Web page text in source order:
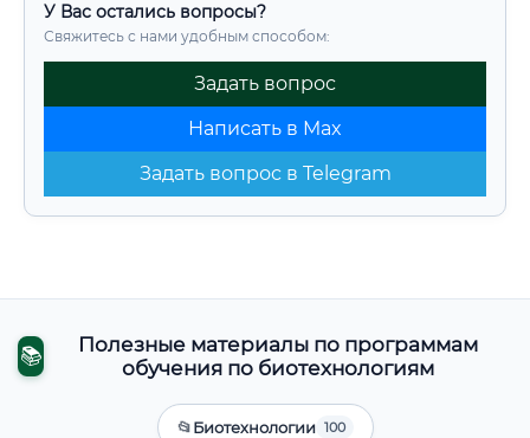
У Вас остались вопросы?
Свяжитесь с нами удобным способом:
Задать вопрос
Написать в Max
Задать вопрос в Telegram
📚
Полезные материалы по программам
обучения по биотехнологиям
📂Биотехнологии 100